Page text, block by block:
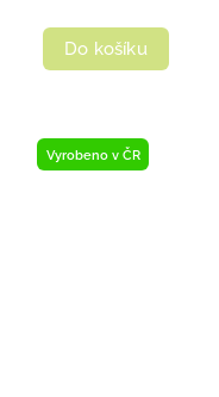
Do košíku
Vyrobeno v ČR